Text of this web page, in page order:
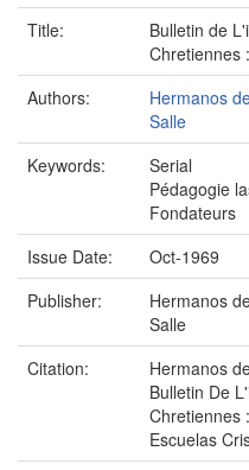
Title:
Bulletin de
Chretiennes
Authors:
Hermanos
Salle
Keywords:
Serial
Pédagogie
Fondateurs
Issue Date:
Oct-1969
Publisher:
Hermanos
Salle
Citation:
Hermanos
Bulletin De
Chretiennes
Escuelas